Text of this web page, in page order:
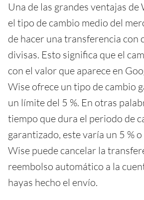
Una de las grandes ventajas de
el tipo de cambio medio del
de hacer una transferencia con
divisas. Esto significa que el
con el valor que aparece en
Wise ofrece un tipo de cambio
un límite del 5 %. En otras
tiempo que dura el periodo de
garantizado, este varía un 5 %
Wise puede cancelar la
reembolso automático a la
hayas hecho el envío.